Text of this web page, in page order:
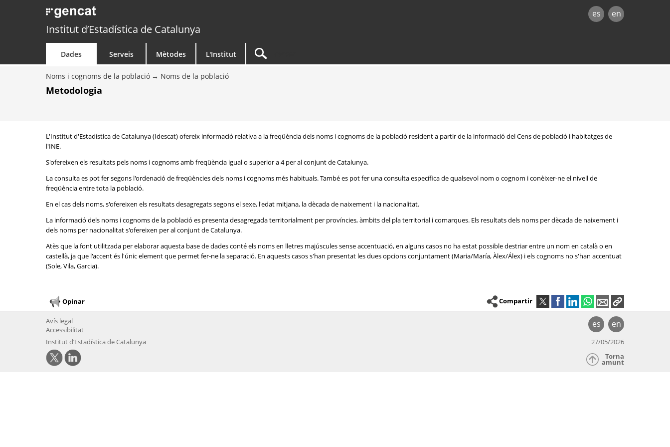
es en
Institut d’Estadística de Catalunya
Dades Serveis Mètodes L'Institut
Noms i cognoms de la població Noms de la població
Metodologia
L'Institut d'Estadística de Catalunya (Idescat) ofereix informació relativa a la freqüència dels noms i cognoms de la població resident a partir de la informació del Cens de població i habitatges de
l'INE.
S'ofereixen els resultats pels noms i cognoms amb freqüència igual o superior a 4 per al conjunt de Catalunya.
La consulta es pot fer segons l'ordenació de freqüències dels noms i cognoms més habituals. També es pot fer una consulta específica de qualsevol nom o cognom i conèixer-ne el nivell de
freqüència entre tota la població.
En el cas dels noms, s'ofereixen els resultats desagregats segons el sexe, l'edat mitjana, la dècada de naixement i la nacionalitat.
La informació dels noms i cognoms de la població es presenta desagregada territorialment per províncies, àmbits del pla territorial i comarques. Els resultats dels noms per dècada de naixement i
dels noms per nacionalitat s'ofereixen per al conjunt de Catalunya.
Atès que la font utilitzada per elaborar aquesta base de dades conté els noms en lletres majúscules sense accentuació, en alguns casos no ha estat possible destriar entre un nom en català o en
castellà, ja que l'accent és l'únic element que permet fer-ne la separació. En aquests casos s'han presentat les dues opcions conjuntament (Maria/María, Àlex/Álex) i els cognoms no s'han accentuat
(Sole, Vila, Garcia).
Opinar Compartir
es en
Avís legal
Accessibilitat
Institut d’Estadística de Catalunya
27/05/2026
Torna
amunt